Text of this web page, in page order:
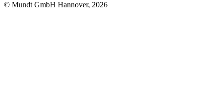
© Mundt GmbH Hannover, 2026